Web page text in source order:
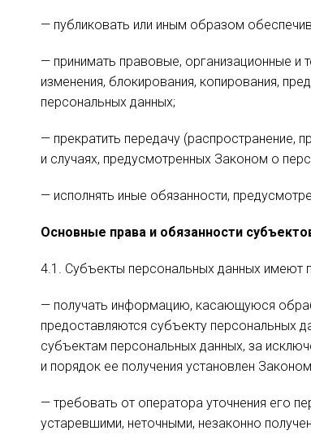
— публиковать или иным образом
— принимать правовые, организационные и
изменения, блокирования, копирования,
персональных данных;
— прекратить передачу (распространение,
и случаях, предусмотренных Законом о
— исполнять иные обязанности,
Основные права и обязанности
4.1. Субъекты персональных данных имеют
— получать информацию, касающуюся
предоставляются субъекту персональных
субъектам персональных данных, за
и порядок ее получения установлен
— требовать от оператора уточнения его
устаревшими, неточными, незаконно